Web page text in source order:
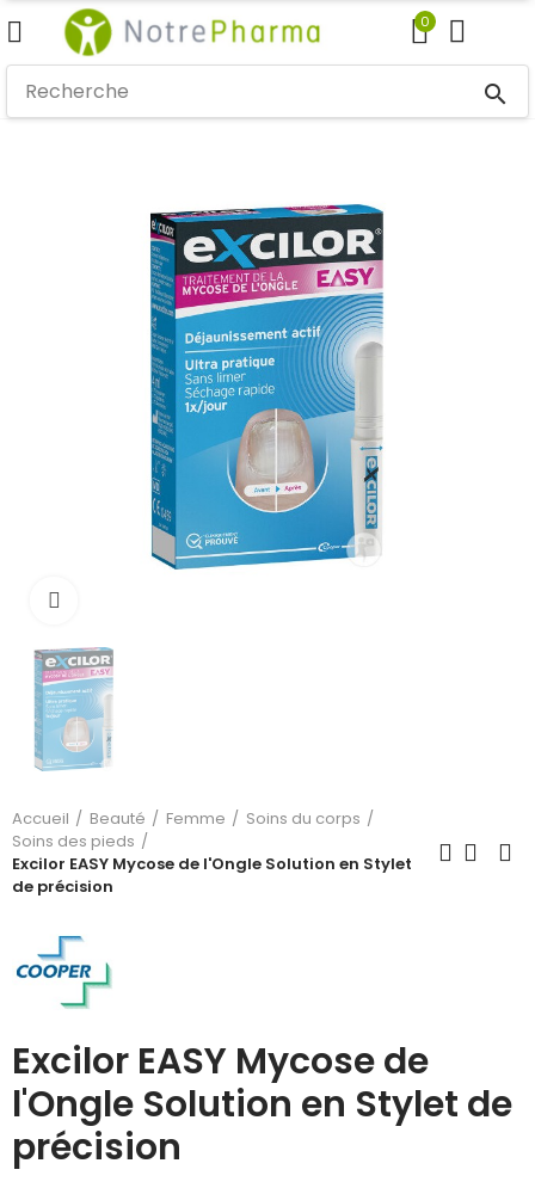
0
search
Accueil Beauté Femme
Soins du corps
Soins des pieds
Excilor EASY Mycose de l'Ongle Solution en Stylet
de précision
Excilor EASY Mycose de
l'Ongle Solution en Stylet de
précision